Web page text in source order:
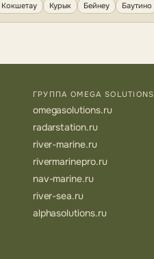
Кокшетау
Курык Бейнеу Баутино
ГРУППА OMEGA SOLUTIONS
omegasolutions.ru
radarstation.ru
river-marine.ru
rivermarinepro.ru
nav-marine.ru
river-sea.ru
alphasolutions.ru